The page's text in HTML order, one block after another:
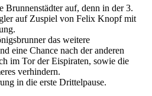
Brunnenstädter auf, denn in der 3.
auf Zuspiel von Felix Knopf mit
das weitere
eine Chance nach der anderen
im Tor der Eispiraten, sowie die
verhindern.
in die erste Drittelpause.